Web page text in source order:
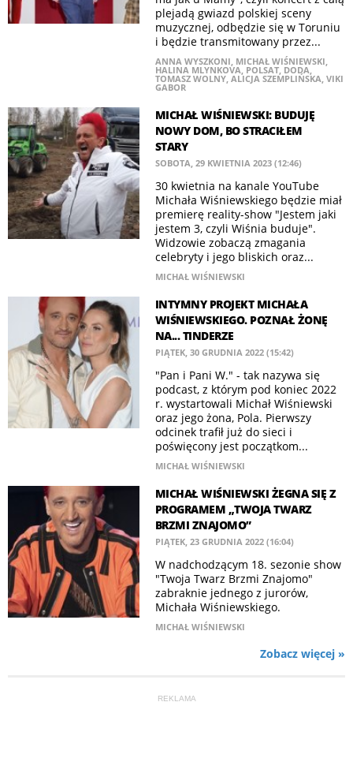
plejadą gwiazd polskiej sceny
muzycznej, odbędzie się w Toruniu
i będzie transmitowany przez...
ANNA WYSZKONI, MICHAŁ WIŚNIEWSKI,
HALINA MLYNKOVA, POLSAT, DODA,
TOMASZ WOLNY, ALICJA SZEMPLIŃSKA, VIKI
GABOR
MICHAŁ WIŚNIEWSKI: BUDUJĘ
NOWY DOM, BO STRACIŁEM
STARY
SOBOTA, 29 KWIETNIA 2023 (12:46)
30 kwietnia na kanale YouTube
Michała Wiśniewskiego będzie miał
premierę reality-show "Jestem jaki
jestem 3, czyli Wiśnia buduje".
Widzowie zobaczą zmagania
celebryty i jego bliskich oraz...
MICHAŁ WIŚNIEWSKI
INTYMNY PROJEKT MICHAŁA
WIŚNIEWSKIEGO. POZNAŁ ŻONĘ
NA... TINDERZE
PIĄTEK, 30 GRUDNIA 2022 (15:42)
"Pan i Pani W." - tak nazywa się
podcast, z którym pod koniec 2022
r. wystartowali Michał Wiśniewski
oraz jego żona, Pola. Pierwszy
odcinek trafił już do sieci i
poświęcony jest początkom...
MICHAŁ WIŚNIEWSKI
MICHAŁ WIŚNIEWSKI ŻEGNA SIĘ Z
PROGRAMEM „TWOJA TWARZ
BRZMI ZNAJOMO”
PIĄTEK, 23 GRUDNIA 2022 (16:04)
W nadchodzącym 18. sezonie show
"Twoja Twarz Brzmi Znajomo"
zabraknie jednego z jurorów,
Michała Wiśniewskiego.
MICHAŁ WIŚNIEWSKI
Zobacz więcej »
REKLAMA